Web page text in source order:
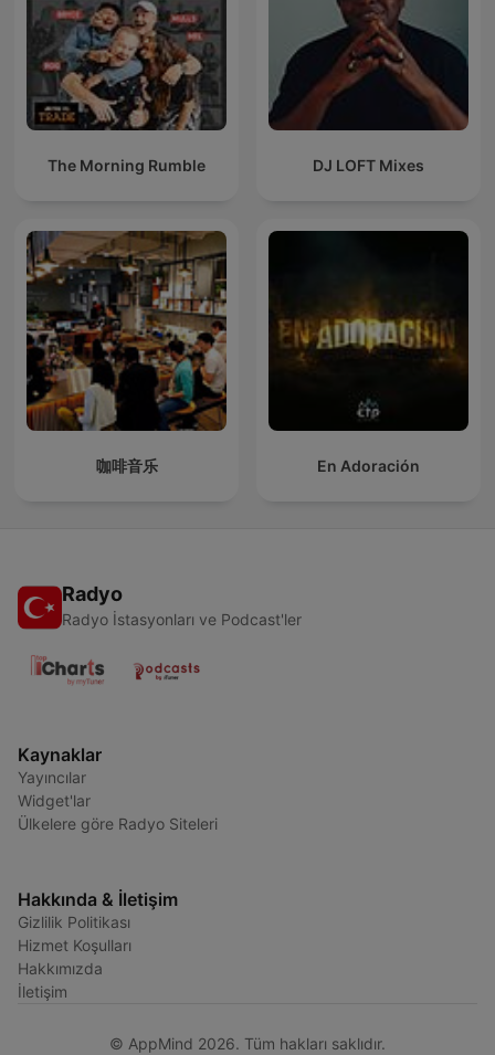
The Morning Rumble DJ LOFT Mixes
咖啡音乐 En Adoración
Radyo
Radyo İstasyonları ve Podcast'ler
Kaynaklar
Yayıncılar
Widget'lar
Ülkelere göre Radyo Siteleri
Hakkında & İletişim
Gizlilik Politikası
Hizmet Koşulları
Hakkımızda
İletişim
© AppMind 2026. Tüm hakları saklıdır.